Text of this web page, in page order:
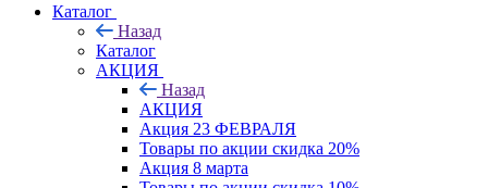
Каталог
Назад
Каталог
АКЦИЯ
Назад
АКЦИЯ
Акция 23 ФЕВРАЛЯ
Товары по акции скидка 20%
Акция 8 марта